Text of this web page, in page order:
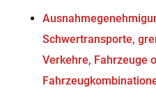
Schwertransporte,
Verkehre, Fahrzeuge